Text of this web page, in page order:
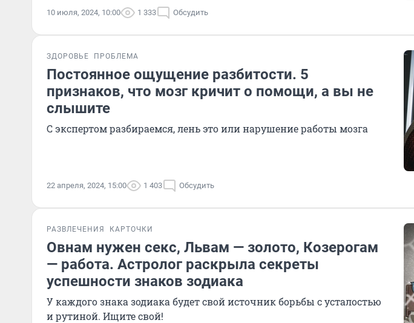
10 июля, 2024, 10:00 1 333 Обсудить
ЗДОРОВЬЕ ПРОБЛЕМА
Постоянное ощущение разбитости. 5
признаков, что мозг кричит о помощи, а вы не
слышите
С экспертом разбираемся, лень это или нарушение работы мозга
22 апреля, 2024, 15:00 1 403 Обсудить
РАЗВЛЕЧЕНИЯ КАРТОЧКИ
Овнам нужен секс, Львам — золото, Козерогам
— работа. Астролог раскрыла секреты
успешности знаков зодиака
У каждого знака зодиака будет свой источник борьбы с усталостью
и рутиной. Ищите свой!